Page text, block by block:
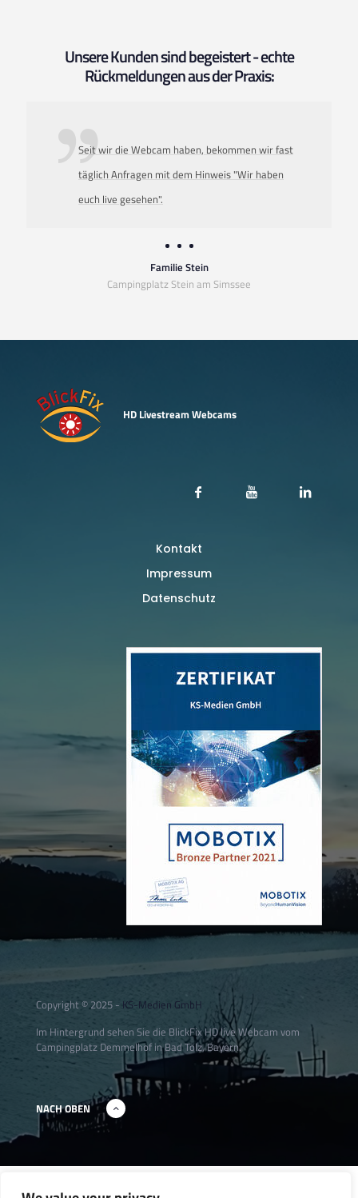
Unsere Kunden sind begeistert - echte
Rückmeldungen aus der Praxis:
Seit wir die Webcam haben, bekommen wir fast
täglich Anfragen mit dem Hinweis "Wir haben
euch live gesehen".
Familie Stein
Campingplatz Stein am Simssee
HD Livestream Webcams
Kontakt
Impressum
Datenschutz
Copyright © 2025 - KS-Medien GmbH
Im Hintergrund sehen Sie die BlickFix HD live Webcam vom
Campingplatz Demmelhof in Bad Tölz, Bayern.
NACH OBEN